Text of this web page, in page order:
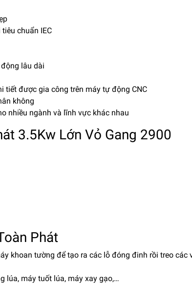
chuẩn IEC
lâu dài
tiết được gia công trên máy tự động CNC
không
nhiều ngành và lĩnh vực khác nhau
3.5Kw Lớn Vỏ Gang 2900
Phát
khoan tường để tạo ra các lỗ đóng đinh rồi treo các
lúa, máy tuốt lúa, máy xay gạo,…